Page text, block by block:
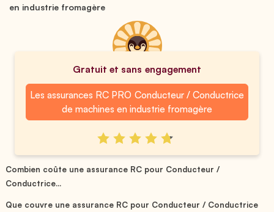
en industrie fromagère
Gratuit et sans engagement
Les assurances RC PRO Conducteur / Conductrice
de machines en industrie fromagère
Combien coûte une assurance RC pour Conducteur /
Conductrice...
Que couvre une assurance RC pour Conducteur / Conductrice